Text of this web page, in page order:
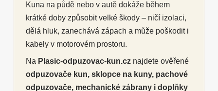
Kuna na půdě nebo v autě dokáže během
krátké doby způsobit velké škody – ničí izolaci,
dělá hluk, zanechává zápach a může poškodit i
kabely v motorovém prostoru.
Na Plasic-odpuzovac-kun.cz najdete ověřené
odpuzovače kun, sklopce na kuny, pachové
odpuzovače, mechanické zábrany i doplňky